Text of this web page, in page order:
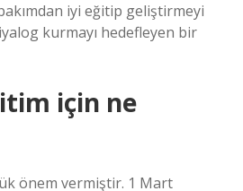
iyi eğitip geliştirmeyi
kurmayı hedefleyen bir
için ne
önem vermiştir. 1 Mart